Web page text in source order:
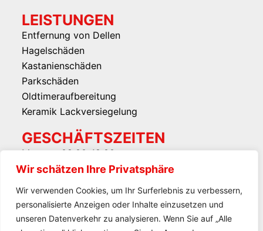
Wir schätzen Ihre Privatsphäre
Wir verwenden Cookies, um Ihr Surferlebnis zu verbessern,
personalisierte Anzeigen oder Inhalte einzusetzen und
unseren Datenverkehr zu analysieren. Wenn Sie auf „Alle
LEISTUNGEN
Entfernung von Dellen
Hagelschäden
Kastanienschäden
Parkschäden
Oldtimeraufbereitung
Keramik Lackversiegelung
GESCHÄFTSZEITEN
Montag: 09:00-18:00
Dienstag: 09:00-18:00
Donnerstag: 09:00-18:00
Freitag: 09:00-18:00